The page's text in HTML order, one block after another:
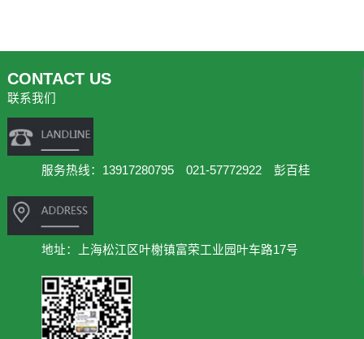
CONTACT US
联系我们
服务热线：13917280795 021-57772922 彭百桂
地址：上海松江区叶榭镇富荣工业园叶车路17号